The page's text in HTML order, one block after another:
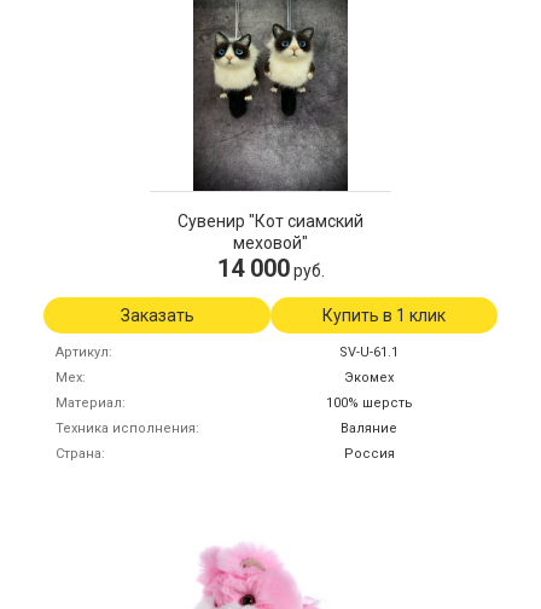
Сувенир "Кот сиамский
меховой"
14 000 руб.
Заказать Купить в 1 клик
Артикул
SV-U-61.1
Мех
Экомех
Материал
100% шерсть
Техника исполнения
Валяние
Страна
Россия